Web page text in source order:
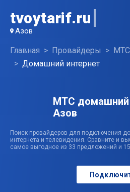
tvoytarif.ru
Азов
Главная Провайдеры
МТС
Домашний интернет
МТС домашний
Азов
Поиск провайдеров для подключения
интернета и телевидения. Сравните и
самое выгодное из 33 предложений и